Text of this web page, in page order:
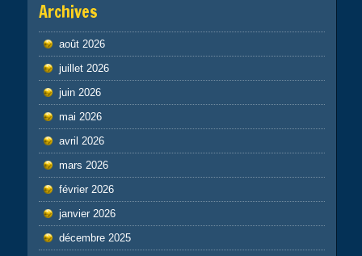
Archives
août 2026
juillet 2026
juin 2026
mai 2026
avril 2026
mars 2026
février 2026
janvier 2026
décembre 2025